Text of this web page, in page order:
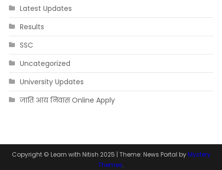
Latest Updates
Results
SSC
Uncategorized
University Updates
जाति आय निवास Online Apply
Copyright © Learn with Nitish 2025 | Theme: News Portal byMystery
Themes.